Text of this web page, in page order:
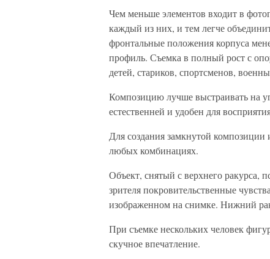
Чем меньше элементов входит в
каждый из них, и тем легче
фронтальные положения корпуса
профиль. Съемка в полный рост с
детей, стариков, спортсменов,
Композицию лучше выстраивать на
естественней и удобен для
Для создания замкнутой композиции
любых комбинациях.
Объект, снятый с верхнего ракурса,
зрителя покровительственные
изображенном на снимке. Нижний
При съемке нескольких человек
скучное впечатление.